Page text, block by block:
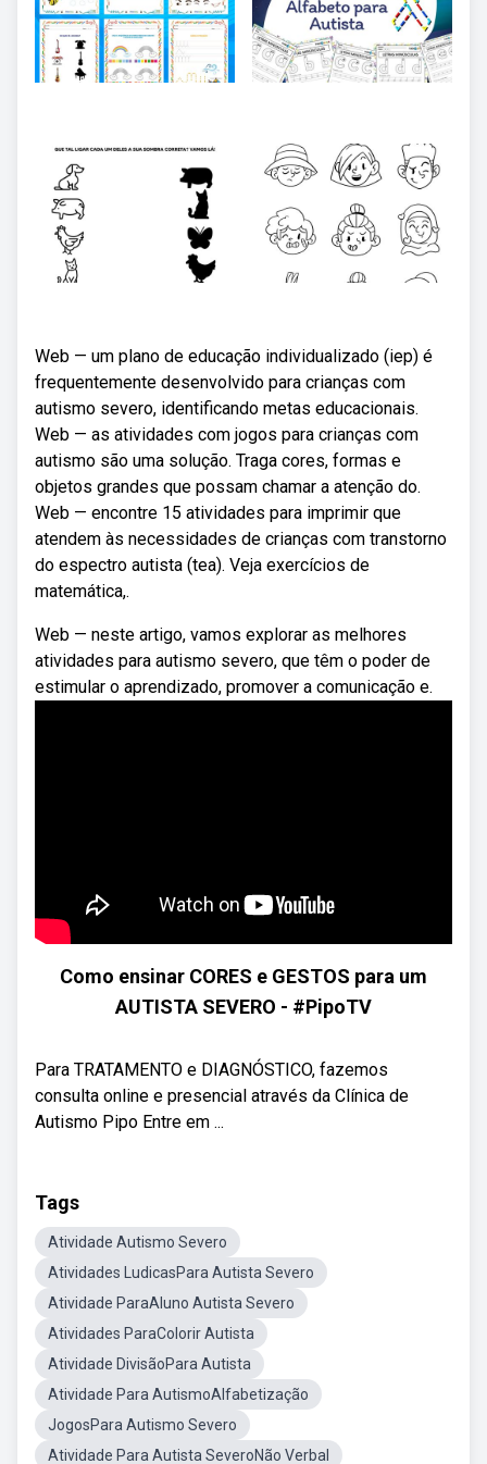
Web — um plano de educação individualizado (iep) é
frequentemente desenvolvido para crianças com
autismo severo, identificando metas educacionais.
Web — as atividades com jogos para crianças com
autismo são uma solução. Traga cores, formas e
objetos grandes que possam chamar a atenção do.
Web — encontre 15 atividades para imprimir que
atendem às necessidades de crianças com transtorno
do espectro autista (tea). Veja exercícios de
matemática,.
Web — neste artigo, vamos explorar as melhores
atividades para autismo severo, que têm o poder de
estimular o aprendizado, promover a comunicação e.
Como ensinar CORES e GESTOS para um
AUTISTA SEVERO - #PipoTV
Para TRATAMENTO e DIAGNÓSTICO, fazemos
consulta online e presencial através da Clínica de
Autismo Pipo Entre em ...
Tags
Atividade Autismo Severo
Atividades LudicasPara Autista Severo
Atividade ParaAluno Autista Severo
Atividades ParaColorir Autista
Atividade DivisãoPara Autista
Atividade Para AutismoAlfabetização
JogosPara Autismo Severo
Atividade Para Autista SeveroNão Verbal